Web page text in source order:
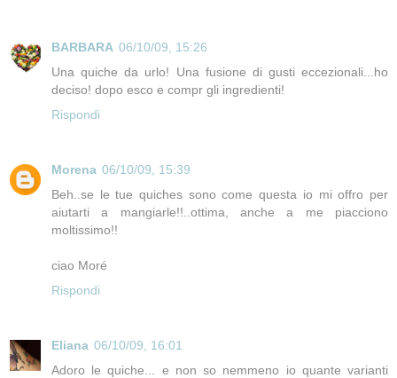
BARBARA 06/10/09, 15:26
Una quiche da urlo! Una fusione di gusti eccezionali...ho
deciso! dopo esco e compr gli ingredienti!
Rispondi
Morena 06/10/09, 15:39
Beh..se le tue quiches sono come questa io mi offro per
aiutarti a mangiarle!!..ottima, anche a me piacciono
moltissimo!!
ciao Moré
Rispondi
Eliana 06/10/09, 16:01
Adoro le quiche... e non so nemmeno io quante varianti